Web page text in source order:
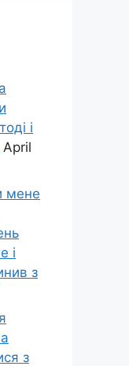
і
April
мене
і
з
з